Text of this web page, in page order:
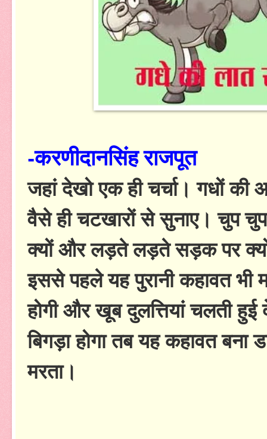
-करणीदानसिंह राजपूत
जहां देखो एक ही चर्चा। गधों
वैसे ही चटखारों से सुनाए। चुप
क्यों और लड़ते लड़ते सड़क पर
इससे पहले यह पुरानी कहावत भी
होगी और खूब दुलत्तियां चलती
बिगड़ा होगा तब यह कहावत बना
मरता।